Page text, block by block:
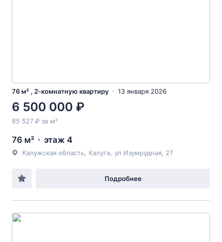
76 м² , 2-комнатную квартиру 13 января 2026
6 500 000 ₽
85 527 ₽ за м²
76 м² этаж 4
Калужская область Калуга ул Изумрудная , 27
Подробнее